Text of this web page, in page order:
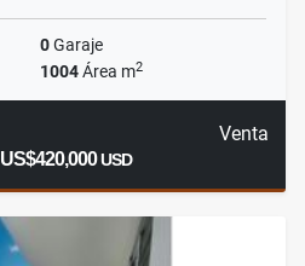
0Garaje
1004Área m2
Venta
US$420,000USD